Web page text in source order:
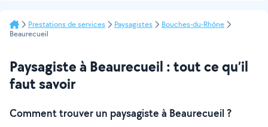
Prestations de services Paysagistes
Bouches-du-Rhône
Beaurecueil
Paysagiste à Beaurecueil : tout ce qu’il
faut savoir
Comment trouver un paysagiste à Beaurecueil ?